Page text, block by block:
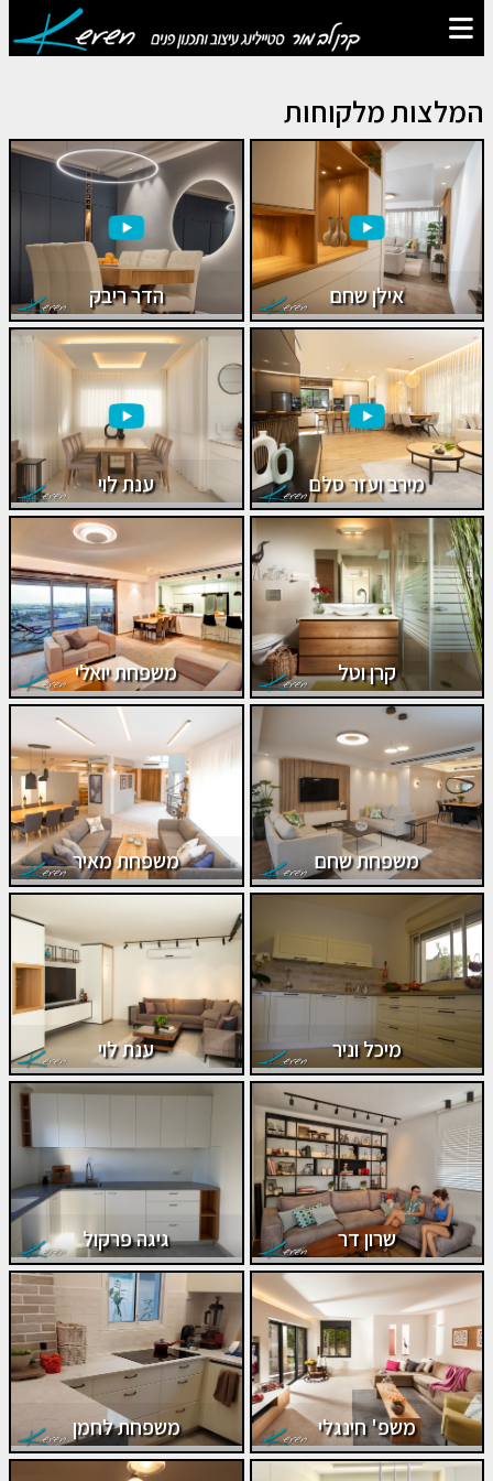
המלצות מלקוחות
אילן שחם הדר ריבק
מירב ועזר סלם ענת לוי
קרן וטל משפחת יואלי
משפחת שחם משפחת מאיר
מיכל וניר ענת לוי
שרון דר גיגה פרקול
משפ' חינגלי משפחת לחמן